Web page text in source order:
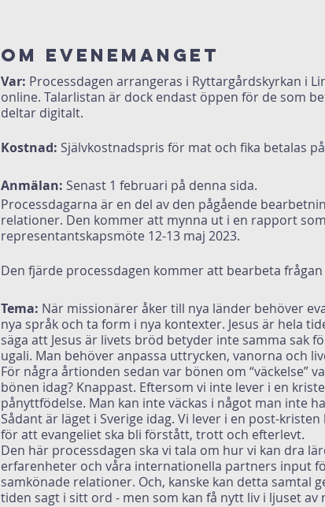
Om evenemanget
Var: Processdagen arrangeras i Ryttargårdskyrkan i
online. Talarlistan är dock endast öppen för de som
deltar digitalt.
Kostnad: Självkostnadspris för mat och fika betalas
Anmälan: Senast 1 februari på denna sida.
Processdagarna är en del av den pågående
relationer. Den kommer att mynna ut i en rapport
representantskapsmöte 12-13 maj 2023.
Den fjärde processdagen kommer att bearbeta
Tema: När missionärer åker till nya länder behöver
nya språk och ta form i nya kontexter. Jesus är hela
säga att Jesus är livets bröd betyder inte samma sak
ugali. Man behöver anpassa uttrycken, vanorna och
För några årtionden sedan var bönen om “väckelse”
bönen idag? Knappast. Eftersom vi inte lever i en
pånyttfödelse. Man kan inte väckas i något man inte
Sådant är läget i Sverige idag. Vi lever i en post-
för att evangeliet ska bli förstått, trott och efterlevt.
Den här processdagen ska vi tala om hur vi kan dra
erfarenheter och våra internationella partners input
samkönade relationer. Och, kanske kan detta samtal
tiden sagt i sitt ord - men som kan få nytt liv i ljuset av